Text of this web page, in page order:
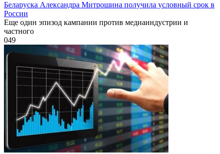
Беларуска Александра Митрошина получила условный срок в
России
Еще один эпизод кампании против медиаиндустрии и
частного
049